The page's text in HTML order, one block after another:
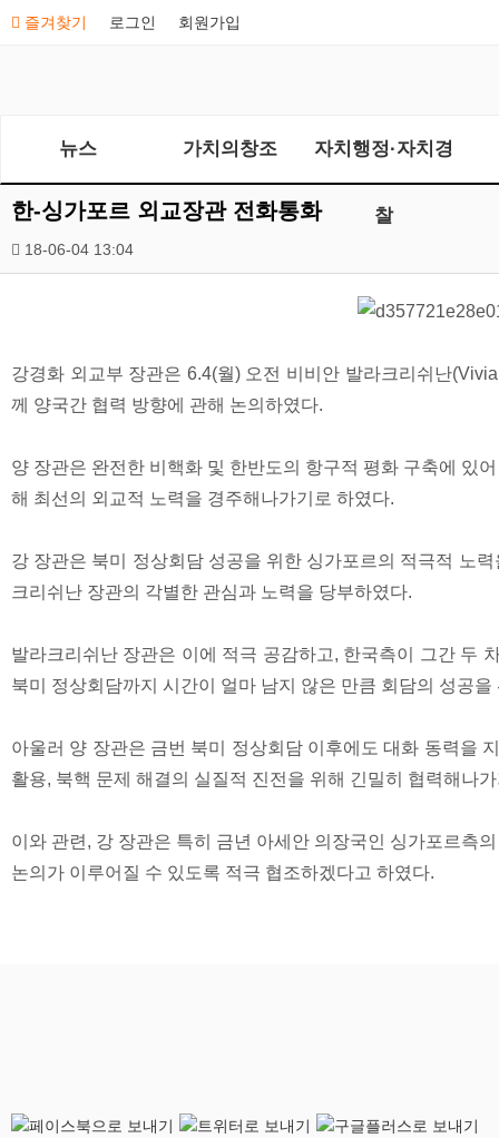
즐겨찾기 로그인 회원가입
뉴스 가치의창조 자치행정·자치경
찰
한-싱가포르 외교장관 전화통화
18-06-04 13:04
강경화 외교부 장관은 6.4(월) 오전 비비안 발라크리쉬난
께 양국간 협력 방향에 관해 논의하였다.
양 장관은 완전한 비핵화 및 한반도의 항구적 평화 구축에 있
해 최선의 외교적 노력을 경주해나가기로 하였다.
강 장관은 북미 정상회담 성공을 위한 싱가포르의 적극적 노
크리쉬난 장관의 각별한 관심과 노력을 당부하였다.
발라크리쉬난 장관은 이에 적극 공감하고, 한국측이 그간 두
북미 정상회담까지 시간이 얼마 남지 않은 만큼 회담의 성공
아울러 양 장관은 금번 북미 정상회담 이후에도 대화 동력을
활용, 북핵 문제 해결의 실질적 진전을 위해 긴밀히 협력해나
이와 관련, 강 장관은 특히 금년 아세안 의장국인 싱가포르측
논의가 이루어질 수 있도록 적극 협조하겠다고 하였다.